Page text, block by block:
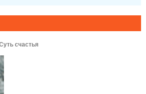
счастья